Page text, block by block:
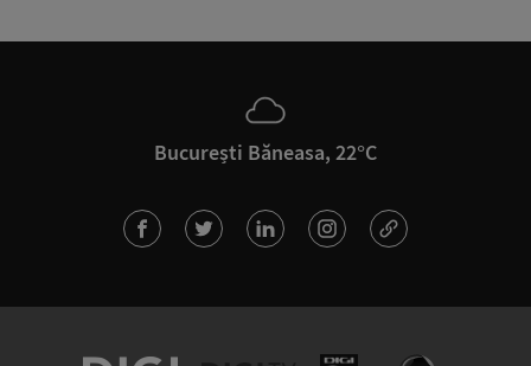
București Băneasa, 22°C